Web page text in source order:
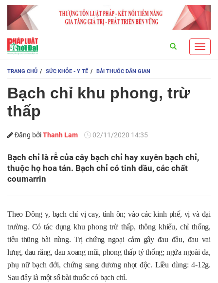
TRANG CHỦ SỨC KHỎE - Y TẾ BÀI THUỐC DÂN GIAN
Bạch chỉ khu phong, trừ
thấp
Đăng bởiThanh Lam 02/11/2020 14:35
Bạch chỉ là rễ của cây bạch chỉ hay xuyên bạch chỉ,
thuộc họ hoa tán. Bạch chỉ có tinh dầu, các chất
coumarrin
Theo Đông y, bạch chỉ vị cay, tính ôn; vào các kinh phế, vị và đại
trường. Có tác dụng khu phong trừ thấp, thông khiếu, chỉ thống,
tiêu thũng bài nùng. Trị chứng ngoại cảm gây đau đầu, đau vai
lưng, đau răng, đau xoang mũi, phong thấp tý thống; ngứa ngoài da,
phụ nữ bạch đới, chứng sang dương nhọt độc. Liều dùng: 4-12g.
Sau đây là một số bài thuốc có bạch chỉ.